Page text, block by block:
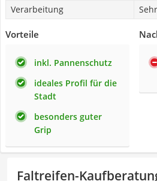
Verarbeitung
Vorteile
inkl. Pannenschutz
ideales Profil für die
Stadt
besonders guter
Grip
Faltreifen-